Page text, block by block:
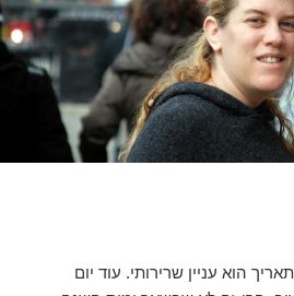
הוא עניין שרירותי. עוד יום